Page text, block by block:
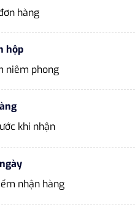
hàng
hộp
niêm phong
khi nhận
nhận hàng